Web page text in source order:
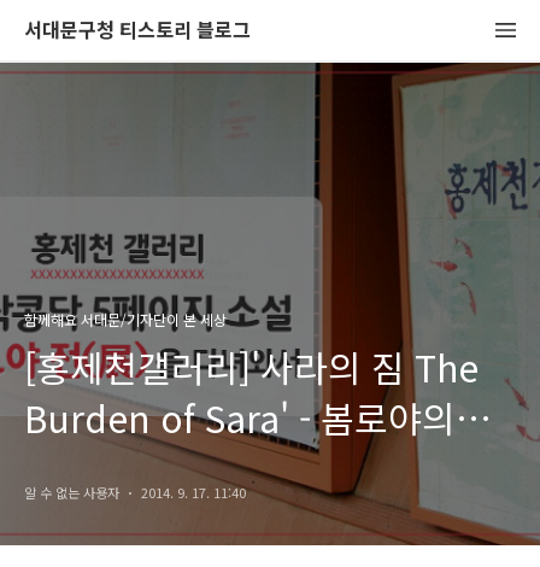
서대문구청 티스토리 블로그
함께해요 서대문/기자단이 본 세상
[홍제천갤러리]'사라의 짐 The
Burden of Sara' - 봄로야의
공연 속으로!
알 수 없는 사용자 2014. 9. 17. 11:40